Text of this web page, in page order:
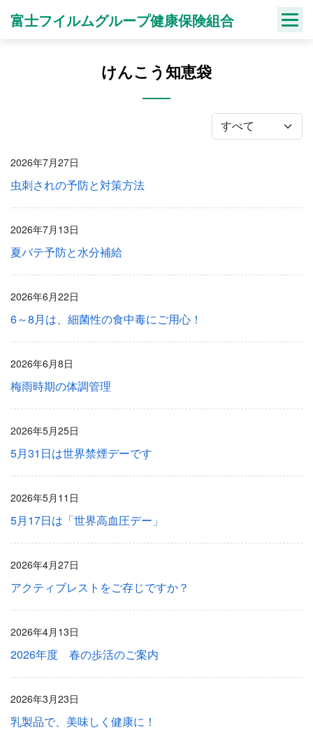
富士フイルムグループ健康保険組合
けんこう知恵袋
2026年7月27日
虫刺されの予防と対策方法
2026年7月13日
夏バテ予防と水分補給
2026年6月22日
6～8月は、細菌性の食中毒にご用心！
2026年6月8日
梅雨時期の体調管理
2026年5月25日
5月31日は世界禁煙デーです
2026年5月11日
5月17日は「世界高血圧デー」
2026年4月27日
アクティブレストをご存じですか？
2026年4月13日
2026年度 春の歩活のご案内
2026年3月23日
乳製品で、美味しく健康に！